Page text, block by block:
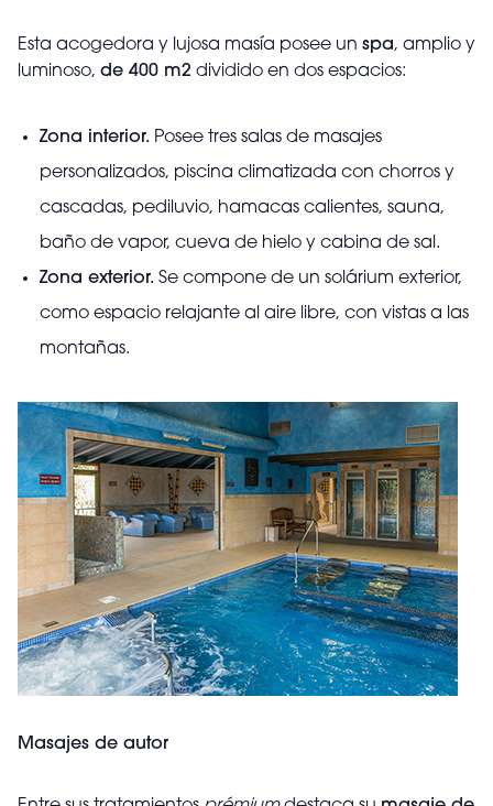
Esta acogedora y lujosa masía posee un spa, amplio y
luminoso, de 400 m2 dividido en dos espacios:
Zona interior. Posee tres salas de masajes
personalizados, piscina climatizada con chorros y
cascadas, pediluvio, hamacas calientes, sauna,
baño de vapor, cueva de hielo y cabina de sal.
Zona exterior. Se compone de un solárium exterior,
como espacio relajante al aire libre, con vistas a las
montañas.
Masajes de autor